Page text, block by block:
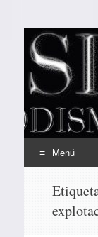
EL
Menú
contenido